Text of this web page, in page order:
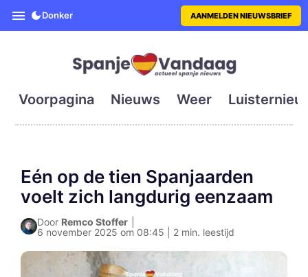
SpanjeVandaag is de eerste
Donker AANMELDEN NIEUWSBRIEF
Voorpagina Nieuws Weer
Eén op de tien Spanjaarden
voelt zich langdurig eenzaam
Door Remco Stoffer
6 november 2025 om 08:45 | 2 min. leestijd